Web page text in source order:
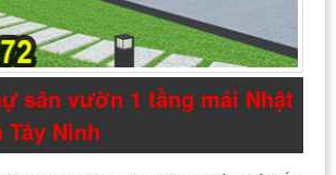
sân vườn 1 tầng mái Nhật
Ninh